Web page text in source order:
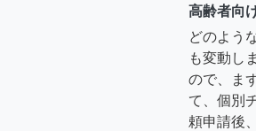
高齢者向
どのよう
も変動し
ので、ま
て、個別
頼申請後